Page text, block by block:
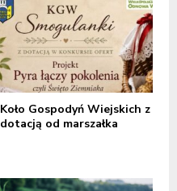
Koło Gospodyń Wiejskich z
dotacją od marszałka